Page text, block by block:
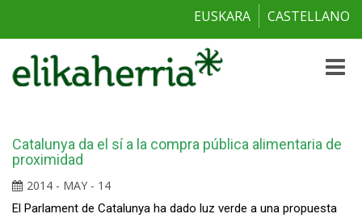
EUSKARA CASTELLANO
Toggle
Catalunya da el sí a la compra pública alimentaria de
proximidad
2014 - MAY - 14
El Parlament de Catalunya ha dado luz verde a una propuesta